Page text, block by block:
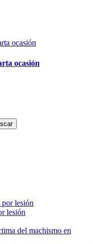
ocasión
lesión